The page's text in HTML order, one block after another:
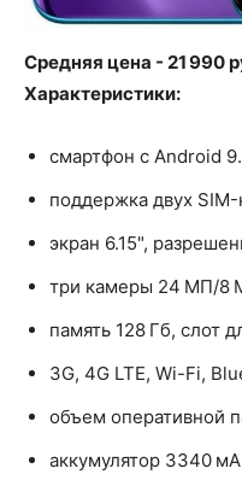
Средняя цена - 21 990
Характеристики:
смартфон с Android
поддержка двух SIM-
экран 6.15",
три камеры 24 МП/8
память 128 Гб, слот
3G, 4G LTE, Wi-Fi,
объем оперативной
аккумулятор 3340